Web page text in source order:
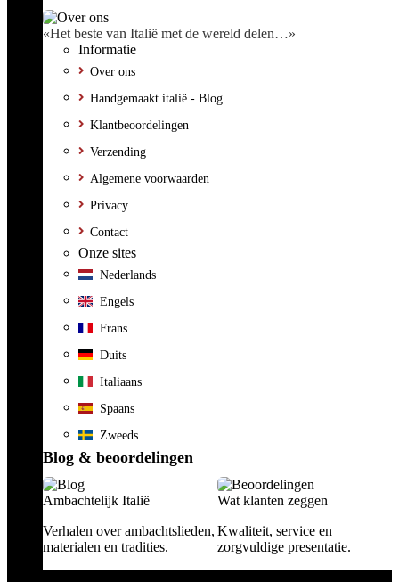
«Het beste van Italië met de wereld delen…»
Informatie
Over ons
Handgemaakt italië - Blog
Klantbeoordelingen
Verzending
Algemene voorwaarden
Privacy
Contact
Onze sites
Nederlands
Engels
Frans
Duits
Italiaans
Spaans
Zweeds
Blog & beoordelingen
Ambachtelijk Italië
Verhalen over ambachtslieden,
materialen en tradities.
Wat klanten zeggen
Kwaliteit, service en
zorgvuldige presentatie.